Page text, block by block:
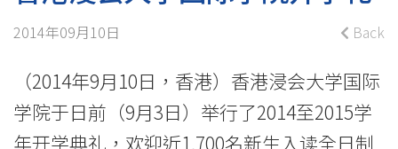
国
际
学
2014年09月10日 Back
（2014年9月10日，香港）香港浸会大学国际
学院于日前（9月3日）举行了2014至2015学
年开学典​​礼，欢迎近1,700名新生入读全日制